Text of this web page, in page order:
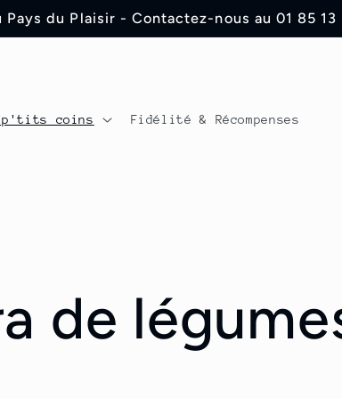
Pays du Plaisir - Contactez-nous au 01 85 13
p'tits coins Fidélité & Récompenses
de